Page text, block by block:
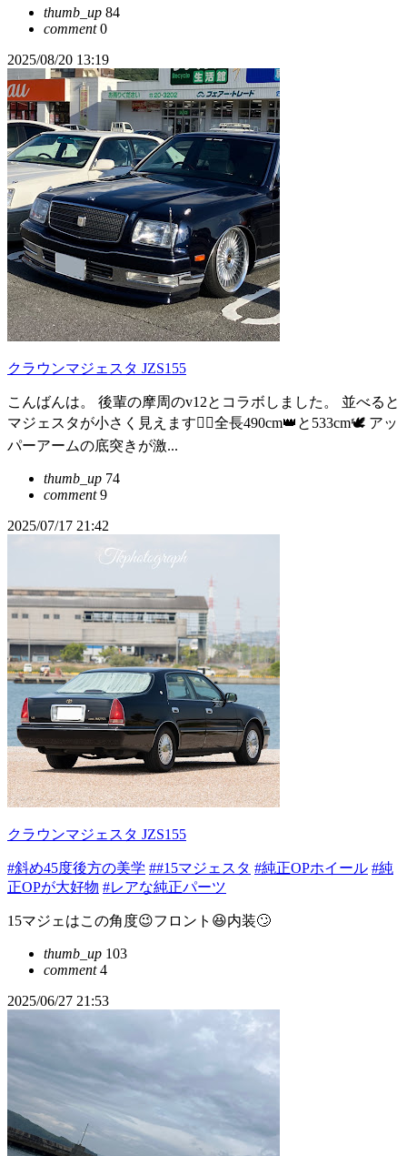
thumb_up 84
comment0
2025/08/20 13:19
クラウンマジェスタ JZS155
こんばんは。 後輩の摩周のv12とコラボしました。 並べると
マジェスタが小さく見えます🤦‍♂️全長490cm👑と533cm🕊️ アッ
パーアームの底突きが激...
thumb_up 74
comment9
2025/07/17 21:42
クラウンマジェスタ JZS155
#斜め45度後方の美学 ##15マジェスタ #純正OPホイール #純
正OPが大好物 #レアな純正パーツ
15マジェはこの角度😉フロント😆内装🙄
thumb_up 103
comment4
2025/06/27 21:53